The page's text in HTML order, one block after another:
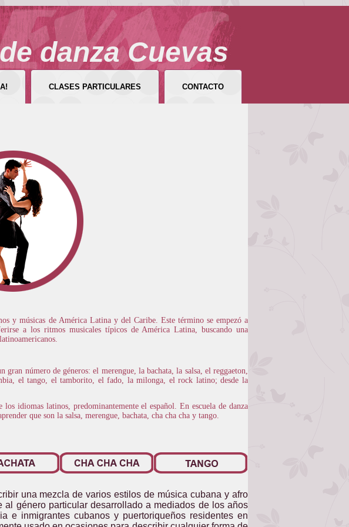
danza Cuevas
CLASES PARTICULARES CONTACTO
y músicas de América Latina y del Caribe. Este término se empezó a
a los ritmos musicales típicos de América Latina, buscando una
gran número de géneros: el merengue, la bachata, la salsa, el reggaeton,
el tango, el tamborito, el fado, la milonga, el rock latino; desde la
idiomas latinos, predominantemente el español. En escuela de danza
que son la salsa, merengue, bachata, cha cha cha y tango.
una mezcla de varios estilos de música cubana y afro
género particular desarrollado a mediados de los años
e inmigrantes cubanos y puertoriqueños residentes en